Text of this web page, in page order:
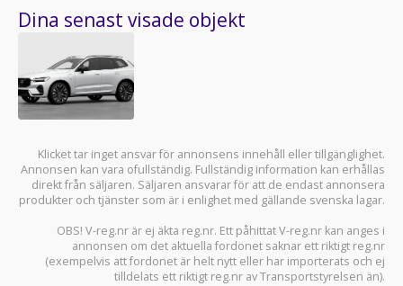
Dina senast visade objekt
Klicket tar inget ansvar för annonsens innehåll eller tillgänglighet.
Annonsen kan vara ofullständig. Fullständig information kan erhållas
direkt från säljaren. Säljaren ansvarar för att de endast annonsera
produkter och tjänster som är i enlighet med gällande svenska lagar.
OBS! V-reg.nr är ej äkta reg.nr. Ett påhittat V-reg.nr kan anges i
annonsen om det aktuella fordonet saknar ett riktigt reg.nr
(exempelvis att fordonet är helt nytt eller har importerats och ej
tilldelats ett riktigt reg.nr av Transportstyrelsen än).